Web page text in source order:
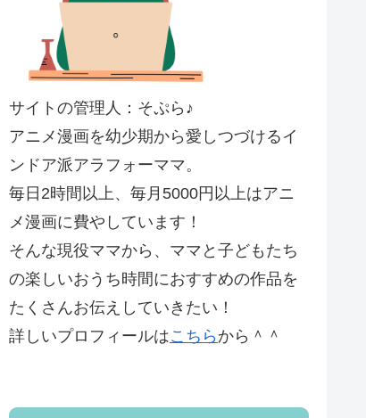
サイトの管理人：そぷら♪
アニメ漫画を幼少期から愛しつづけるイ
ンドア派アラフォーママ。
毎日2時間以上、毎月5000円以上はアニ
メ漫画に費やしています！
そんな現役ママから、ママと子どもたち
の楽しいおうち時間におすすめの作品を
たくさんお伝えしていきたい！
詳しいプロフィールはこちら から＾＾